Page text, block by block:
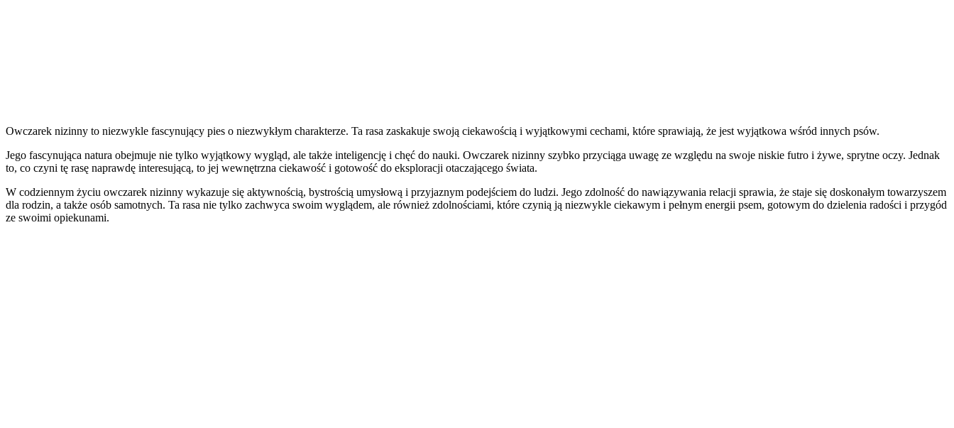
Owczarek nizinny to niezwykle fascynujący pies o niezwykłym charakterze. Ta rasa zaskakuje swoją ciekawością i wyjątkowymi cechami, które sprawiają, że jest wyjątkowa wśród innych psów.
Jego fascynująca natura obejmuje nie tylko wyjątkowy wygląd, ale także inteligencję i chęć do nauki. Owczarek nizinny szybko przyciąga uwagę ze względu na swoje niskie futro i żywe, sprytne oczy. Jednak
to, co czyni tę rasę naprawdę interesującą, to jej wewnętrzna ciekawość i gotowość do eksploracji otaczającego świata.
W codziennym życiu owczarek nizinny wykazuje się aktywnością, bystrością umysłową i przyjaznym podejściem do ludzi. Jego zdolność do nawiązywania relacji sprawia, że staje się doskonałym towarzyszem
dla rodzin, a także osób samotnych. Ta rasa nie tylko zachwyca swoim wyglądem, ale również zdolnościami, które czynią ją niezwykle ciekawym i pełnym energii psem, gotowym do dzielenia radości i przygód
ze swoimi opiekunami.